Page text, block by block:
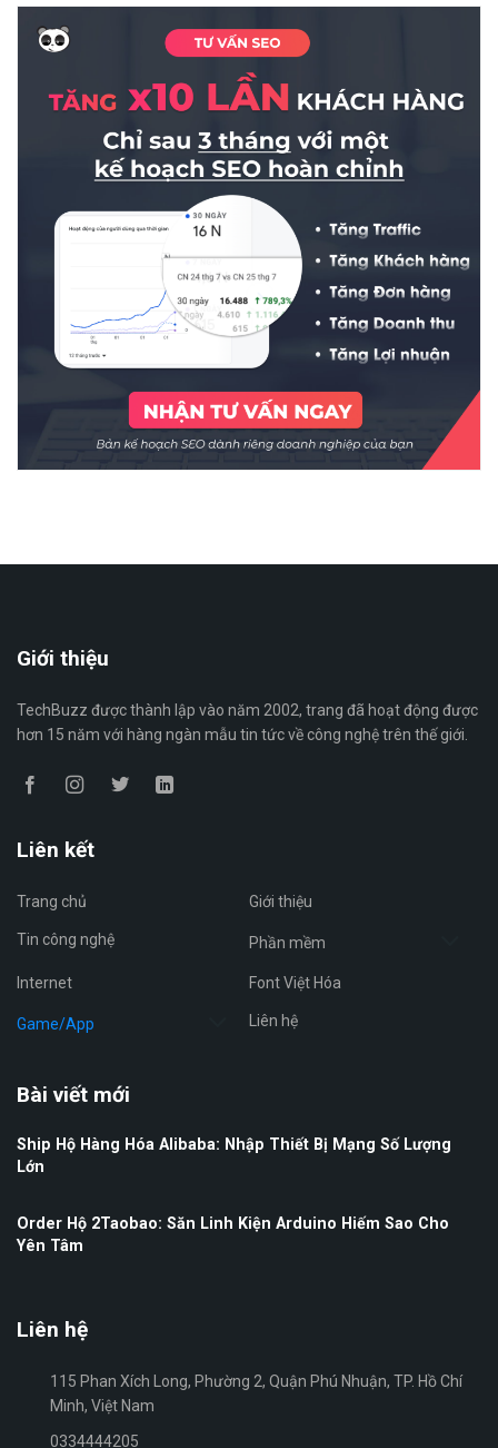
Giới thiệu
TechBuzz được thành lập vào năm 2002, trang đã hoạt động được
hơn 15 năm với hàng ngàn mẫu tin tức về công nghệ trên thế giới.
Liên kết
Trang chủ Giới thiệu
Tin công nghệ Phần mềm
Internet Font Việt Hóa
Game/App Liên hệ
Bài viết mới
Ship Hộ Hàng Hóa Alibaba: Nhập Thiết Bị Mạng Số Lượng
Lớn
Order Hộ 2Taobao: Săn Linh Kiện Arduino Hiếm Sao Cho
Yên Tâm
Liên hệ
115 Phan Xích Long, Phường 2, Quận Phú Nhuận, TP. Hồ Chí
Minh, Việt Nam
0334444205